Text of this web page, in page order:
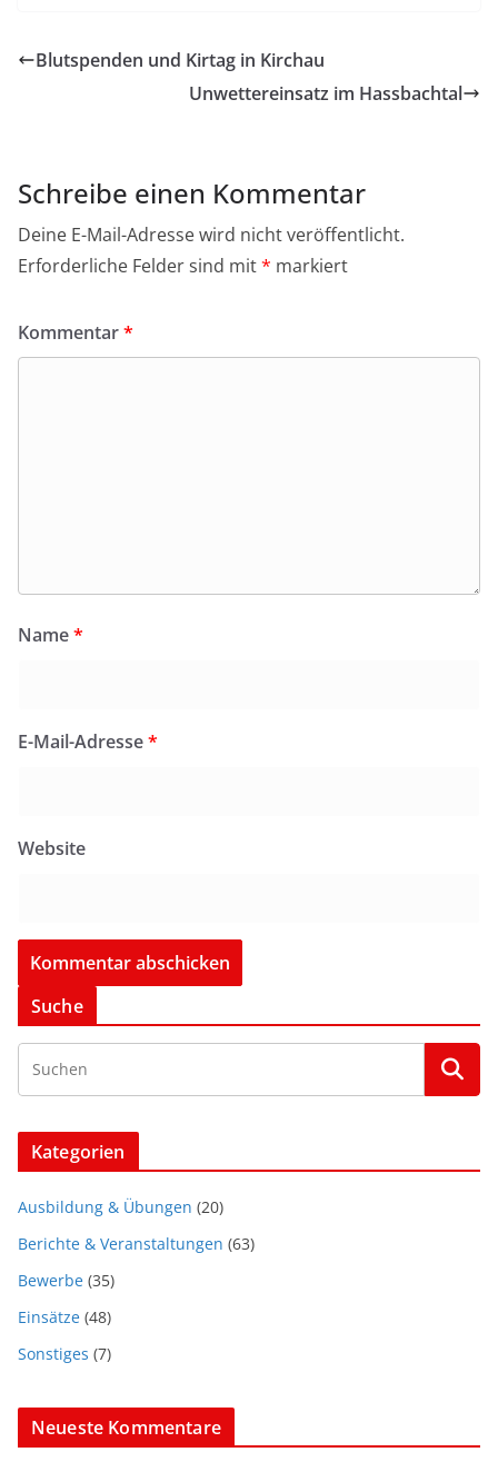
e
k
Blutspenden und Kirtag in Kirchau
Unwettereinsatz im Hassbachtal
Schreibe einen Kommentar
Deine E-Mail-Adresse wird nicht veröffentlicht.
Erforderliche Felder sind mit* markiert
Kommentar*
Name*
E-Mail-Adresse*
Website
Suche
Kategorien
Ausbildung & Übungen (20)
Berichte & Veranstaltungen (63)
Bewerbe (35)
Einsätze (48)
Sonstiges (7)
Neueste Kommentare